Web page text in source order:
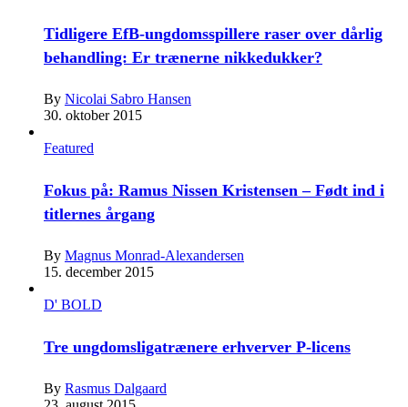
Tidligere EfB-ungdomsspillere raser over dårlig
behandling: Er trænerne nikkedukker?
By Nicolai Sabro Hansen
30. oktober 2015
Featured
Fokus på: Ramus Nissen Kristensen – Født ind i
titlernes årgang
By Magnus Monrad-Alexandersen
15. december 2015
D' BOLD
Tre ungdomsligatrænere erhverver P-licens
By Rasmus Dalgaard